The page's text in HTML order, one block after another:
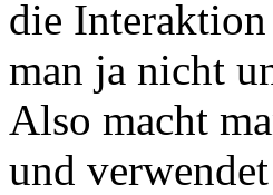
die
man ja nicht
Also macht
und